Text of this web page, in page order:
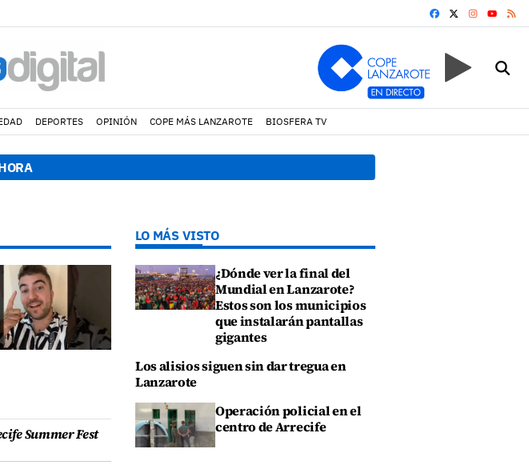
FACEBOOK
YOUTUBE
DEPORTES OPINIÓN COPE MÁS LANZAROTE BIOSFERA TV
Eugenio por presuntas anomalías en contratos festivos
Summer Fest
LO MÁS VISTO
¿Dónde ver la final del
Mundial en Lanzarote?
Estos son los municipios
que instalarán pantallas
gigantes
Los alisios siguen sin dar tregua en
Lanzarote
Operación policial en el
centro de Arrecife